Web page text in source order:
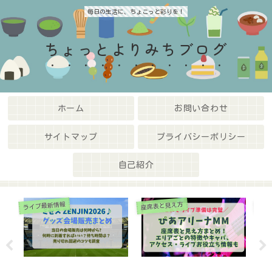
毎日の生活に、ちょこっと彩りを！
ちょっとよりみちブログ
ホーム お問い合わせ
サイトマップ プライバシーポリシー
自己紹介
座席表と見え方 ライブ最新情報